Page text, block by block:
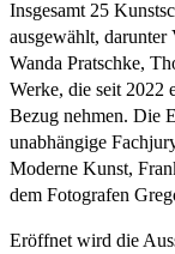
Insgesamt 25
ausgewählt,
Wanda Pratschke,
Werke, die seit 2022
Bezug nehmen. Die
unabhängige
Moderne Kunst,
dem Fotografen
Eröffnet wird die